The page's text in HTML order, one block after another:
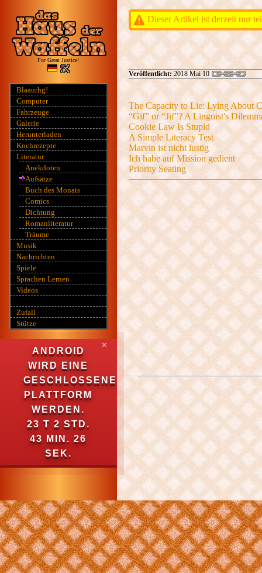
For Great Justice!
Blaaurhg!
Computer
Fahrzeuge
Galerie
Herunterladen
Kochrezepte
Literatur
Anekdoten
Aufsätze
Buch des Monats
Comics
Dichtung
Romanliteratur
Träume
Musik
Nachrichten
Spiele
Sprachen Lernen
Videos
Zufall
Stütze
ANDROID
WIRD EINE
GESCHLOSSENE
PLATTFORM
WERDEN.
23 T 2 STD.
43 MIN. 25
SEK.
✕
Dieser Artikel ist derzeit nur
Veröffentlicht: 2018 Mai 10
The Capacity to Lie: Lying About
“Gif” or “Jif”? A Linguist's
Cookie Law Is Stupid
A Simple Literacy Test
Marvin ist nicht lustig
Ich habe auf Mission gedient
Priority Seating